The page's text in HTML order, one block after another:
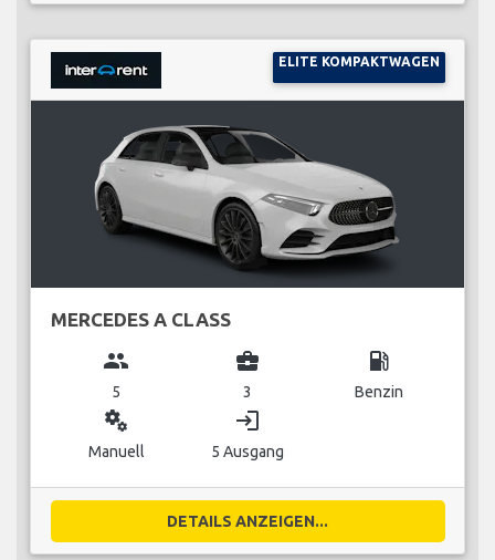
ELITE KOMPAKTWAGEN
MERCEDES A CLASS
group
5
business_center
3
local_gas_station
Benzin
miscellaneous_services
Manuell
login
5 Ausgang
DETAILS ANZEIGEN...